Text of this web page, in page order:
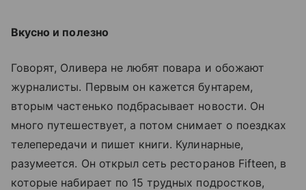
Вкусно и полезно
Говорят, Оливера не любят повара и обожают
журналисты. Первым он кажется бунтарем,
вторым частенько подбрасывает новости. Он
много путешествует, а потом снимает о поездках
телепередачи и пишет книги. Кулинарные,
разумеется. Он открыл сеть ресторанов Fifteen, в
которые набирает по 15 трудных подростков,